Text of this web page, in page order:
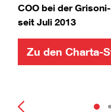
COO bei der
seit Juli 2013
Zu den Charta-